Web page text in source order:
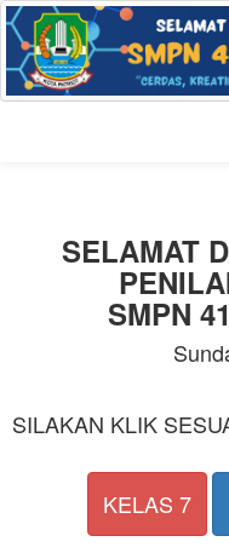
SELAMAT
SMPN
SILAKAN KLIK
KELAS 7